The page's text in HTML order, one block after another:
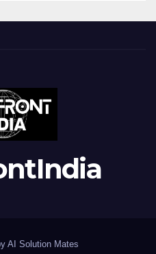
AI Solution Mates